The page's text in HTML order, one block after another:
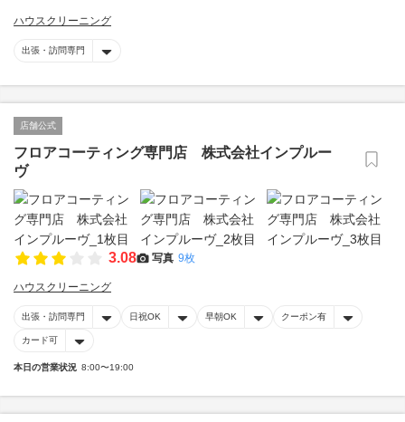
ハウスクリーニング
出張・訪問専門
店舗公式
フロアコーティング専門店 株式会社インプルー
ヴ
3.08 写真 9枚
ハウスクリーニング
出張・訪問専門 日祝OK 早朝OK クーポン有
カード可
本日の営業状況 8:00〜19:00